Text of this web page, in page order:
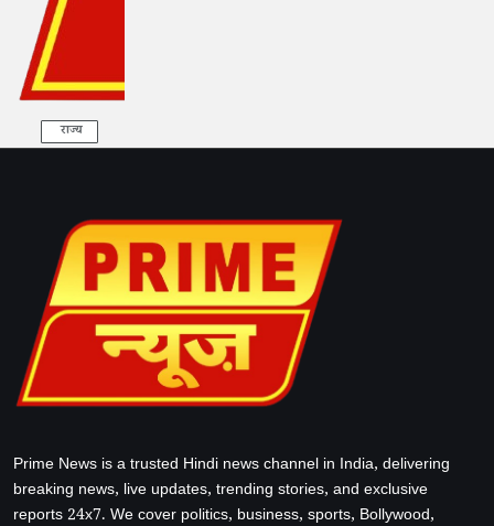
राज्य
Prime News is a trusted Hindi news channel in India, delivering
breaking news, live updates, trending stories, and exclusive
reports 24x7. We cover politics, business, sports, Bollywood,